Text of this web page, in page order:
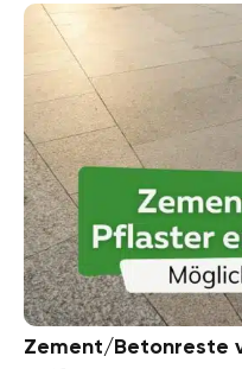
Zement/Betonreste